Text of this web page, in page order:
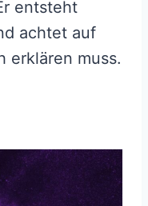
entsteht
achtet auf
erklären muss.